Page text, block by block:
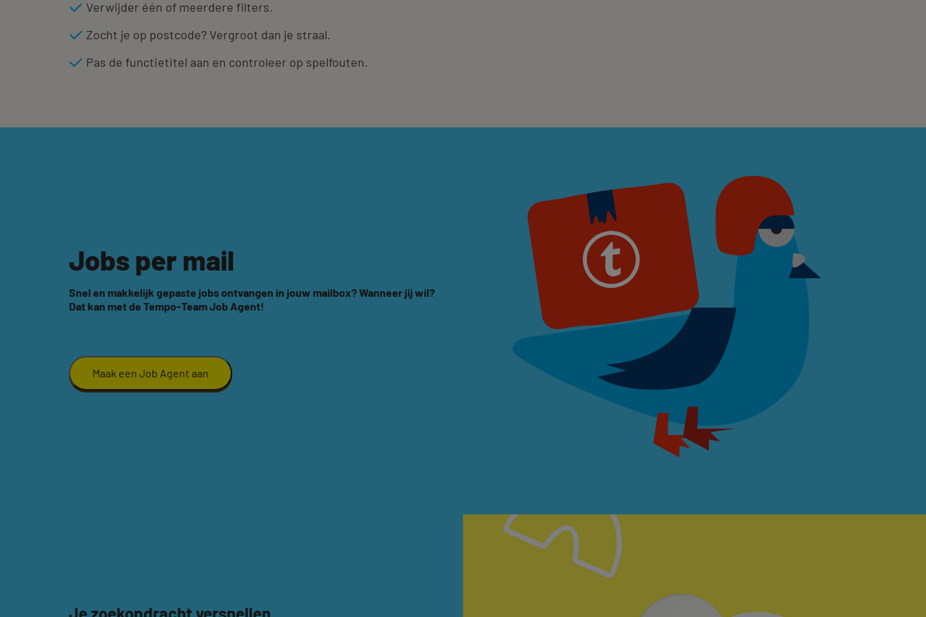
Verwijder één of meerdere filters.
Zocht je op postcode? Vergroot dan je straal.
Pas de functietitel aan en controleer op spelfouten.
Jobs per mail
Snel en makkelijk gepaste jobs ontvangen in jouw mailbox? Wanneer jij wil?
Dat kan met de Tempo-Team Job Agent!
Maak een Job Agent aan